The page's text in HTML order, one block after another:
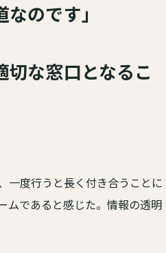
のです」
切な窓口となるこ
一度行うと長く付き合うことに
ムであると感じた。情報の透明